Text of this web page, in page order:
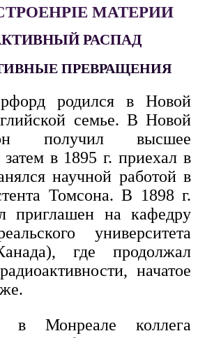
МАТЕРИИ
РАСПАД
ПРЕВРАЩЕНИЯ
родился в Новой
семье. В Новой
получил высшее
затем в 1895 г. приехал в
научной работой в
Томсона. В 1898 г.
приглашен на кафедру
университета
где продолжал
начатое
Монреале коллега